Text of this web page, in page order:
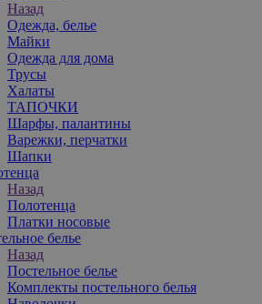
Назад
Одежда, белье
Майки
Одежда для дома
Трусы
Халаты
ТАПОЧКИ
Шарфы, палантины
Варежки, перчатки
Шапки
Назад
Полотенца
Платки носовые
белье
Назад
Постельное белье
Комплекты постельного белья